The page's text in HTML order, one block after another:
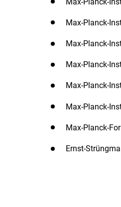
Max-Planck-
Max-Planck-
Max-Planck-
Max-Planck-
Max-Planck-
Max-Planck-
Ernst-